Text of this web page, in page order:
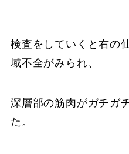
検査をしていくと右の
域不全がみられ、
深層部の筋肉がガチガ
た。